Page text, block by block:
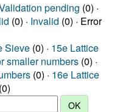
pending (0) ·
(0) · Invalid (0) · Error
Sieve (0) · 15e Lattice
smaller numbers (0) ·
(0) · 16e Lattice
(0)